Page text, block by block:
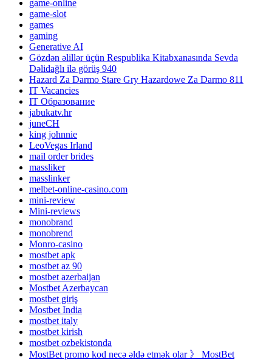
game-online
game-slot
games
gaming
Generative AI
Gözdən əlillər üçün Respublika Kitabxanasında Sevda
Dəlidağlı ilə görüş 940
Hazard Za Darmo Stare Gry Hazardowe Za Darmo 811
IT Vacancies
IT Образование
jabukatv.hr
juneCH
king johnnie
LeoVegas Irland
mail order brides
massliker
masslinker
melbet-online-casino.com
mini-review
Mini-reviews
monobrand
monobrend
Monro-casino
mostbet apk
mostbet az 90
mostbet azerbaijan
Mostbet Azerbaycan
mostbet giriş
Mostbet India
mostbet italy
mostbet kirish
mostbet ozbekistonda
MostBet promo kod necə əldə etmək olar 》 MostBet